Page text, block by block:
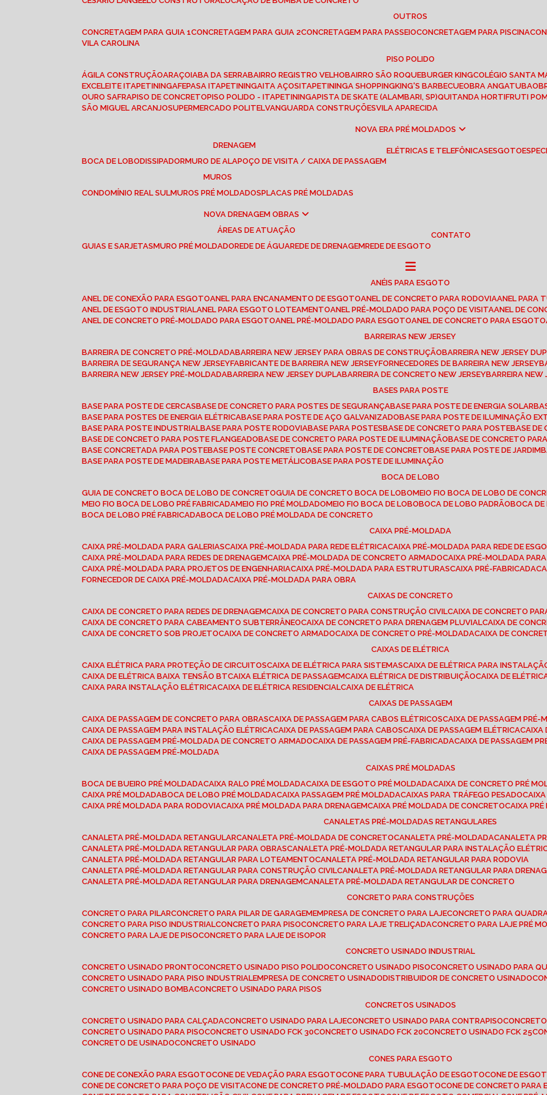
OUTROS
CONCRETAGEM PARA GUIA 1 CONCRETAGEM PARA GUIA 2 CONCRETAGEM PARA PASSEIO CONCRETAGEM PARA PISCINA
VILA CAROLINA
PISO POLIDO
ÁGILA CONSTRUÇÃO ARAÇOIABA DA SERRA BAIRRO REGISTRO VELHO BAIRRO SÃO ROQUE BURGER KING COLÉGIO SANTA
EXCELEITE ITAPETININGA FEPASA ITAPETININGA ITA AÇOS ITAPETININGA SHOPPING KING'S BARBECUE OBRA ANGATUBA
OURO SAFRA PISO DE CONCRETO PISO POLIDO - ITAPETININGA PISTA DE SKATE (ALAMBARI, SP)
QUITANDA HORTIFRUTI
SÃO MIGUEL ARCANJO SUPERMERCADO POLITEL VANGUARDA CONSTRUÇÕES VILA APARECIDA
NOVA ERA PRÉ MOLDADOS
DRENAGEM
BOCA DE LOBO DISSIPADOR MURO DE ALA POÇO DE VISITA / CAIXA DE PASSAGEM
ELÉTRICAS E TELEFÔNICAS ESGOTO
MUROS
CONDOMÍNIO REAL SUL
MUROS PRÉ MOLDADOS PLACAS PRÉ MOLDADAS
NOVA DRENAGEM OBRAS
ÁREAS DE ATUAÇÃO
GUIAS E SARJETAS
MURO PRÉ MOLDADO REDE DE ÁGUA REDE DE DRENAGEM REDE DE ESGOTO
CONTATO
ANÉIS PARA ESGOTO
ANEL DE CONEXÃO PARA ESGOTO ANEL PARA ENCANAMENTO DE ESGOTO ANEL DE CONCRETO PARA RODOVIA ANEL PARA
ANEL DE ESGOTO INDUSTRIAL ANEL PARA ESGOTO LOTEAMENTO ANEL PRÉ-MOLDADO PARA POÇO DE VISITA ANEL DE
ANEL DE CONCRETO PRÉ-MOLDADO PARA ESGOTO ANEL PRÉ-MOLDADO PARA ESGOTO ANEL DE CONCRETO PARA ESGOTO
BARREIRAS NEW JERSEY
BARREIRA DE CONCRETO PRÉ-MOLDADA BARREIRA NEW JERSEY PARA OBRAS DE CONSTRUÇÃO BARREIRA NEW JERSEY
BARREIRA DE SEGURANÇA NEW JERSEY FABRICANTE DE BARREIRA NEW JERSEY FORNECEDORES DE BARREIRA NEW JERSEY
BARREIRA NEW JERSEY PRÉ-MOLDADA BARREIRA NEW JERSEY DUPLA BARREIRA DE CONCRETO NEW JERSEY BARREIRA NEW
BASES PARA POSTE
BASE PARA POSTE DE CERCAS BASE DE CONCRETO PARA POSTES DE SEGURANÇA BASE PARA POSTE DE ENERGIA SOLAR
BASE PARA POSTES DE ENERGIA ELÉTRICA BASE PARA POSTE DE AÇO GALVANIZADO BASE PARA POSTE DE ILUMINAÇÃO
BASE PARA POSTE INDUSTRIAL BASE PARA POSTE RODOVIA BASE PARA POSTES BASE DE CONCRETO PARA POSTE BASE
BASE DE CONCRETO PARA POSTE FLANGEADO BASE DE CONCRETO PARA POSTE DE ILUMINAÇÃO BASE DE CONCRETO
BASE CONCRETADA PARA POSTE BASE POSTE CONCRETO BASE PARA POSTE DE CONCRETO BASE PARA POSTE DE JARDIM
BASE PARA POSTE DE MADEIRA BASE PARA POSTE METÁLICO BASE PARA POSTE DE ILUMINAÇÃO
BOCA DE LOBO
GUIA DE CONCRETO BOCA DE LOBO DE CONCRETO
GUIA DE CONCRETO BOCA DE LOBO
MEIO FIO BOCA DE LOBO DE
MEIO FIO BOCA DE LOBO PRÉ FABRICADA
MEIO FIO PRÉ MOLDADO MEIO FIO BOCA DE LOBO BOCA DE LOBO PADRÃO BOCA
BOCA DE LOBO PRÉ FABRICADA BOCA DE LOBO PRÉ MOLDADA DE CONCRETO
CAIXA PRÉ-MOLDADA
CAIXA PRÉ-MOLDADA PARA GALERIAS CAIXA PRÉ-MOLDADA PARA REDE ELÉTRICA CAIXA PRÉ-MOLDADA PARA REDE DE
CAIXA PRÉ-MOLDADA PARA REDES DE DRENAGEM CAIXA PRÉ-MOLDADA DE CONCRETO ARMADO CAIXA PRÉ-MOLDADA
CAIXA PRÉ-MOLDADA PARA PROJETOS DE ENGENHARIA CAIXA PRÉ-MOLDADA PARA ESTRUTURAS CAIXA PRÉ-FABRICADA
FORNECEDOR DE CAIXA PRÉ-MOLDADA CAIXA PRÉ-MOLDADA PARA OBRA
CAIXAS DE CONCRETO
CAIXA DE CONCRETO PARA REDES DE DRENAGEM CAIXA DE CONCRETO PARA CONSTRUÇÃO CIVIL CAIXA DE CONCRETO
CAIXA DE CONCRETO PARA CABEAMENTO SUBTERRÂNEO CAIXA DE CONCRETO PARA DRENAGEM PLUVIAL CAIXA DE
CAIXA DE CONCRETO SOB PROJETO CAIXA DE CONCRETO ARMADO CAIXA DE CONCRETO PRÉ-MOLDADA CAIXA DE
CAIXAS DE ELÉTRICA
CAIXA ELÉTRICA PARA PROTEÇÃO DE CIRCUITOS CAIXA DE ELÉTRICA PARA SISTEMAS CAIXA DE ELÉTRICA PARA
CAIXA DE ELÉTRICA BAIXA TENSÃO BT CAIXA ELÉTRICA DE PASSAGEM CAIXA ELÉTRICA DE DISTRIBUIÇÃO CAIXA DE
CAIXA PARA INSTALAÇÃO ELÉTRICA CAIXA DE ELÉTRICA RESIDENCIAL CAIXA DE ELÉTRICA
CAIXAS DE PASSAGEM
CAIXA DE PASSAGEM DE CONCRETO PARA OBRAS CAIXA DE PASSAGEM PARA CABOS ELÉTRICOS CAIXA DE PASSAGEM
CAIXA DE PASSAGEM PARA INSTALAÇÃO ELÉTRICA CAIXA DE PASSAGEM PARA CABOS CAIXA DE PASSAGEM ELÉTRICA
CAIXA DE PASSAGEM PRÉ-MOLDADA DE CONCRETO ARMADO CAIXA DE PASSAGEM PRÉ-FABRICADA CAIXA DE PASSAGEM
CAIXA DE PASSAGEM PRÉ-MOLDADA
CAIXAS PRÉ MOLDADAS
BOCA DE BUEIRO PRÉ MOLDADA CAIXA RALO PRÉ MOLDADA CAIXA DE ESGOTO PRÉ MOLDADA CAIXA DE CONCRETO PRÉ
CAIXA PRÉ MOLDADA BOCA DE LOBO PRÉ MOLDADA CAIXA PASSAGEM PRÉ MOLDADA CAIXAS PARA TRÁFEGO PESADO
CAIXA PRÉ MOLDADA PARA RODOVIA CAIXA PRÉ MOLDADA PARA DRENAGEM CAIXA PRÉ MOLDADA DE CONCRETO CAIXA
CANALETAS PRÉ-MOLDADAS RETANGULARES
CANALETA PRÉ-MOLDADA RETANGULAR CANALETA PRÉ-MOLDADA DE CONCRETO CANALETA PRÉ-MOLDADA CANALETA
CANALETA PRÉ-MOLDADA RETANGULAR PARA OBRAS CANALETA PRÉ-MOLDADA RETANGULAR PARA INSTALAÇÃO
CANALETA PRÉ-MOLDADA RETANGULAR PARA LOTEAMENTO CANALETA PRÉ-MOLDADA RETANGULAR PARA RODOVIA
CANALETA PRÉ-MOLDADA RETANGULAR PARA CONSTRUÇÃO CIVIL CANALETA PRÉ-MOLDADA RETANGULAR PARA
CANALETA PRÉ-MOLDADA RETANGULAR PARA DRENAGEM CANALETA PRÉ-MOLDADA RETANGULAR DE CONCRETO
CONCRETO PARA CONSTRUÇÕES
CONCRETO PARA PILAR CONCRETO PARA PILAR DE GARAGEM EMPRESA DE CONCRETO PARA LAJE CONCRETO PARA
CONCRETO PARA PISO INDUSTRIAL CONCRETO PARA PISO CONCRETO PARA LAJE TRELIÇADA CONCRETO PARA LAJE PRÉ
CONCRETO PARA LAJE DE PISO CONCRETO PARA LAJE DE ISOPOR
CONCRETO USINADO INDUSTRIAL
CONCRETO USINADO PRONTO CONCRETO USINADO PISO POLIDO CONCRETO USINADO PISO CONCRETO USINADO PARA
CONCRETO USINADO PARA PISO INDUSTRIAL EMPRESA DE CONCRETO USINADO DISTRIBUIDOR DE CONCRETO USINADO
CONCRETO USINADO BOMBA CONCRETO USINADO PARA PISOS
CONCRETOS USINADOS
CONCRETO USINADO PARA CALÇADA CONCRETO USINADO PARA LAJE CONCRETO USINADO PARA CONTRAPISO
CONCRETO USINADO PARA PISO CONCRETO USINADO FCK 30 CONCRETO USINADO FCK 20 CONCRETO USINADO FCK 25
CONCRETO DE USINADO CONCRETO USINADO
CONES PARA ESGOTO
CONE DE CONEXÃO PARA ESGOTO CONE DE VEDAÇÃO PARA ESGOTO CONE PARA TUBULAÇÃO DE ESGOTO CONE DE
CONE DE CONCRETO PARA POÇO DE VISITA CONE DE CONCRETO PRÉ-MOLDADO PARA ESGOTO CONE DE CONCRETO PARA